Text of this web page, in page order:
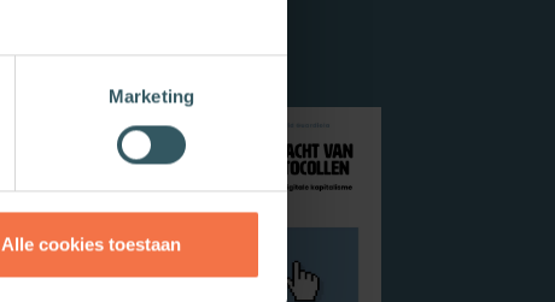
Marketing
Alle cookies toestaan